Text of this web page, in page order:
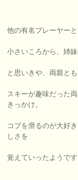
他の有名プレーヤー
小さいころから、姉
と思いきや、両親と
スキーが趣味だった
きっかけ。
コブを滑るのが大好
しさを
覚えていったようです